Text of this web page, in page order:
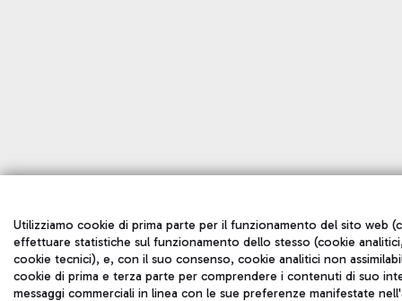
Utilizziamo cookie di prima parte per il funzionamento del sito web
effettuare statistiche sul funzionamento dello stesso (cookie
cookie tecnici), e, con il suo consenso, cookie analitici non
cookie di prima e terza parte per comprendere i contenuti di suo
messaggi commerciali in linea con le sue preferenze manifestate